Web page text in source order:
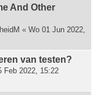
And Other
« Wo 01 Jun 2022,
van testen?
Feb 2022, 15:22